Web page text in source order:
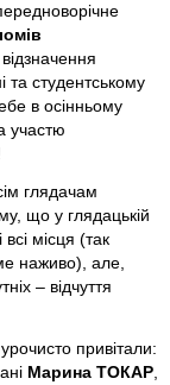
та студентському
в осінньому
участю
глядачам
що у глядацькій
місця (так
наживо), але,
– відчуття
привітали:
Марина ТОКАР,